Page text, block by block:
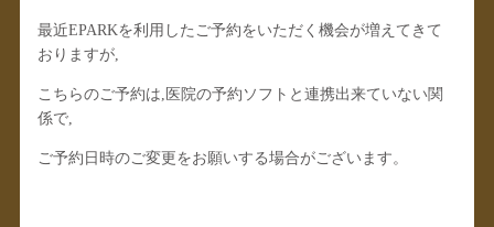
最近EPARKを利用したご予約をいただく機会が増えてきて
おりますが,
こちらのご予約は,医院の予約ソフトと連携出来ていない関
係で,
ご予約日時のご変更をお願いする場合がございます。